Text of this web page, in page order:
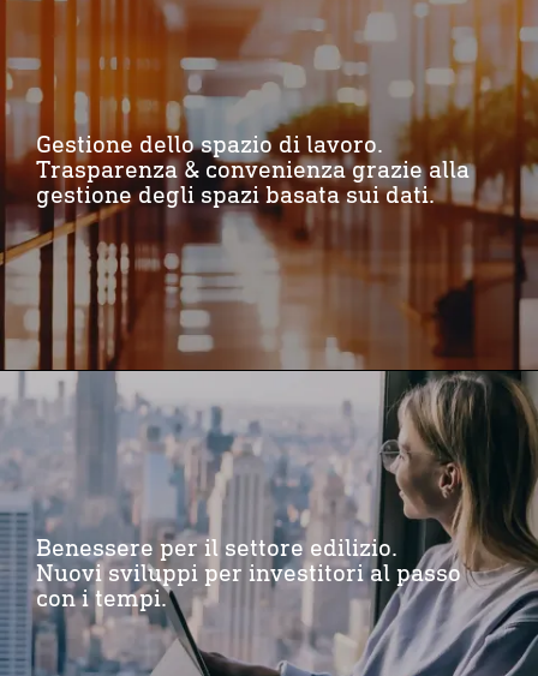
Gestione dello spazio di lavoro.
Trasparenza & convenienza grazie alla
gestione degli spazi basata sui dati.
Benessere per il settore edilizio.
Nuovi sviluppi per investitori al passo
con i tempi.